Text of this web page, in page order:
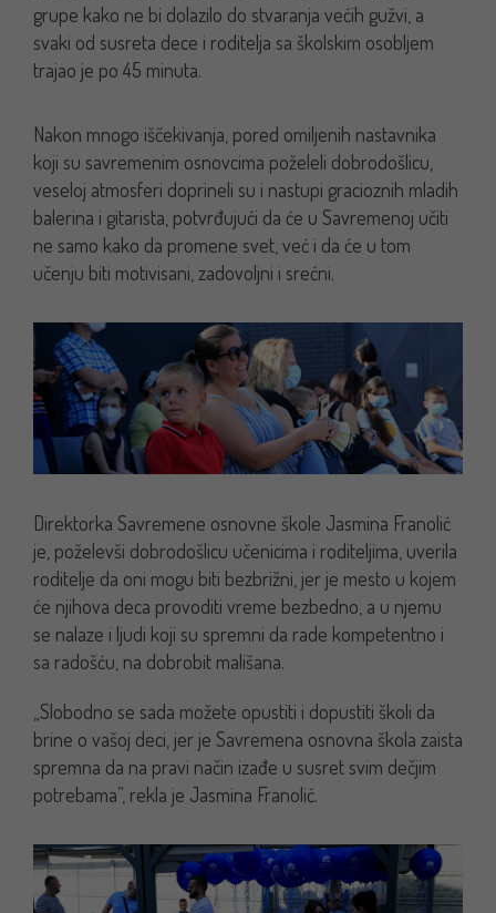
grupe kako ne bi dolazilo do stvaranja većih gužvi, a
svaki od susreta dece i roditelja sa školskim osobljem
trajao je po 45 minuta.
Nakon mnogo iščekivanja, pored omiljenih nastavnika
koji su savremenim osnovcima poželeli dobrodošlicu,
veseloj atmosferi doprineli su i nastupi gracioznih mladih
balerina i gitarista, potvrđujući da će u Savremenoj učiti
ne samo kako da promene svet, već i da će u tom
učenju biti motivisani, zadovoljni i srećni.
Direktorka Savremene osnovne škole Jasmina Franolić
je, poželevši dobrodošlicu učenicima i roditeljima, uverila
roditelje da oni mogu biti bezbrižni, jer je mesto u kojem
će njihova deca provoditi vreme bezbedno, a u njemu
se nalaze i ljudi koji su spremni da rade kompetentno i
sa radošću, na dobrobit mališana.
„Slobodno se sada možete opustiti i dopustiti školi da
brine o vašoj deci, jer je Savremena osnovna škola zaista
spremna da na pravi način izađe u susret svim dečjim
potrebama”, rekla je Jasmina Franolić.